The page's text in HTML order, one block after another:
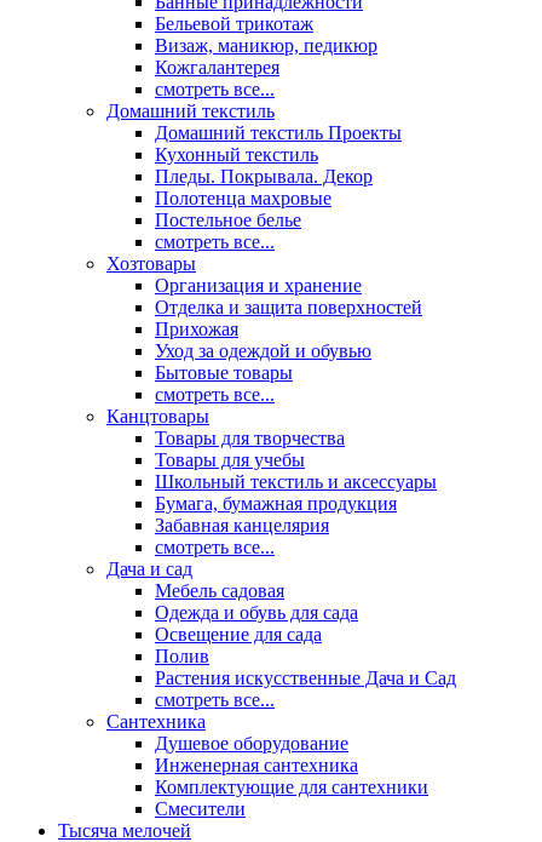
Бельевой трикотаж
Визаж, маникюр, педикюр
Кожгалантерея
смотреть все...
Домашний текстиль
Домашний текстиль Проекты
Кухонный текстиль
Пледы. Покрывала. Декор
Полотенца махровые
Постельное белье
смотреть все...
Хозтовары
Организация и хранение
Отделка и защита поверхностей
Прихожая
Уход за одеждой и обувью
Бытовые товары
смотреть все...
Канцтовары
Товары для творчества
Товары для учебы
Школьный текстиль и аксессуары
Бумага, бумажная продукция
Забавная канцелярия
смотреть все...
Дача и сад
Мебель садовая
Одежда и обувь для сада
Освещение для сада
Полив
Растения искусственные Дача и Сад
смотреть все...
Сантехника
Душевое оборудование
Инженерная сантехника
Комплектующие для сантехники
Смесители
Тысяча мелочей